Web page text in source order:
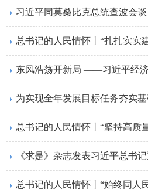
习近平同莫桑比克总统查波会谈
总书记的人民情怀丨“扎扎实实
东风浩荡开新局 ——习近平经
为实现全年发展目标任务夯实
总书记的人民情怀丨“坚持高质
《求是》杂志发表习近平总书
总书记的人民情怀丨“始终同人